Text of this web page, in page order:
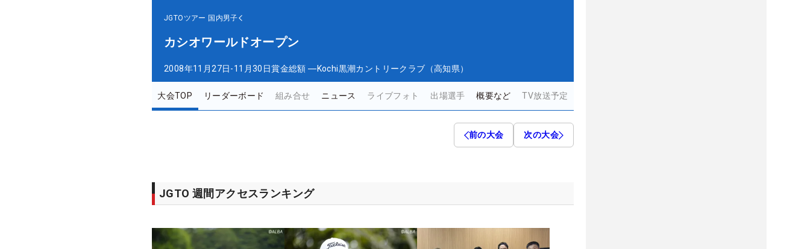
JGTOツアー 国内男子
カシオワールドオープン
2008年11月27日-11月30日賞金総額 ―Kochi黒潮カントリークラブ（高知県）
大会TOP リーダーボード 組み合せ ニュース ライブフォト 出場選手 概要など TV放送予定
前の大会 次の大会
JGTO 週間アクセスランキング